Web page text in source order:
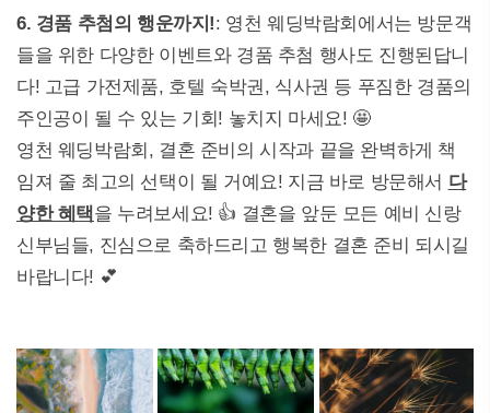
6. 경품 추첨의 행운까지!: 영천 웨딩박람회에서는 방문객
들을 위한 다양한 이벤트와 경품 추첨 행사도 진행된답니
다! 고급 가전제품, 호텔 숙박권, 식사권 등 푸짐한 경품의
주인공이 될 수 있는 기회! 놓치지 마세요! 🤩
영천 웨딩박람회, 결혼 준비의 시작과 끝을 완벽하게 책
임져 줄 최고의 선택이 될 거예요! 지금 바로 방문해서 다
양한 혜택을 누려보세요! 👍 결혼을 앞둔 모든 예비 신랑
신부님들, 진심으로 축하드리고 행복한 결혼 준비 되시길
바랍니다! 💕